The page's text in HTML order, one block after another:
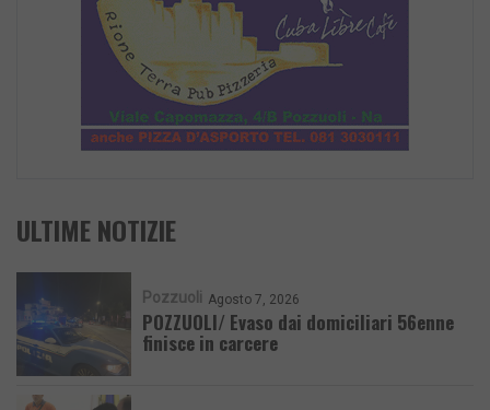
ULTIME NOTIZIE
Pozzuoli Agosto 7, 2026
POZZUOLI/ Evaso dai domiciliari 56enne
finisce in carcere